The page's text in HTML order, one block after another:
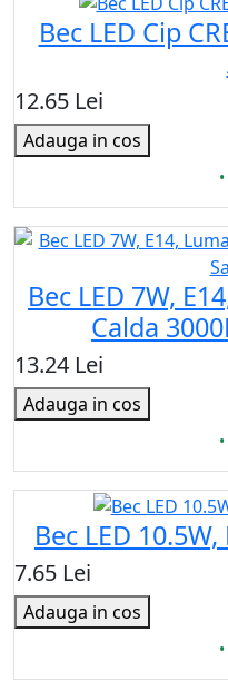
Bec LED Cip
12.65 Lei
Adauga in cos
Bec LED 7W,
Calda
13.24 Lei
Adauga in cos
Bec LED
7.65 Lei
Adauga in cos